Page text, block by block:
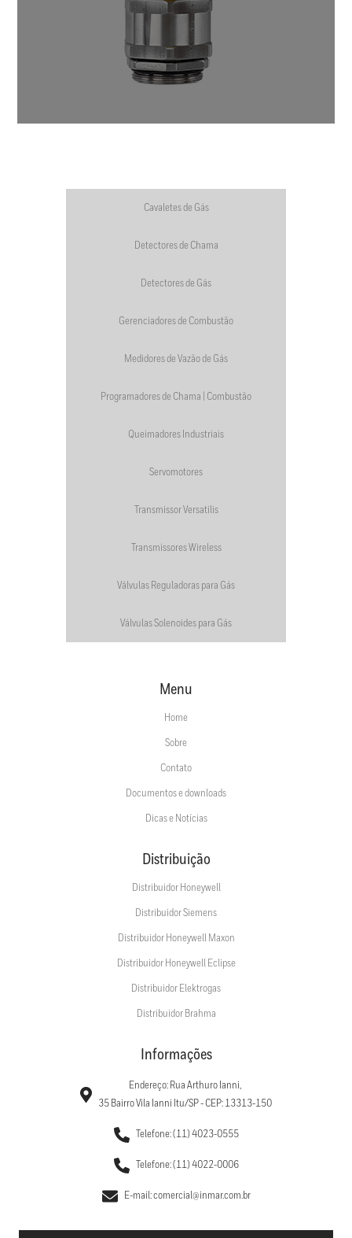
Cavaletes de Gás
Detectores de Chama
Detectores de Gás
Gerenciadores de Combustão
Medidores de Vazão de Gás
Programadores de Chama | Combustão
Queimadores Industriais
Servomotores
Transmissor Versatilis
Transmissores Wireless
Válvulas Reguladoras para Gás
Válvulas Solenoides para Gás
Menu
Home
Sobre
Contato
Documentos e downloads
Dicas e Notícias
Distribuição
Distribuidor Honeywell
Distribuidor Siemens
Distribuidor Honeywell Maxon
Distribuidor Honeywell Eclipse
Distribuidor Elektrogas
Distribuidor Brahma
Informações
Endereço: Rua Arthuro Ianni,
35 Bairro Vila Ianni Itu/SP - CEP: 13313-150
Telefone: (11) 4023-0555
Telefone: (11) 4022-0006
E-mail: comercial@inmar.com.br